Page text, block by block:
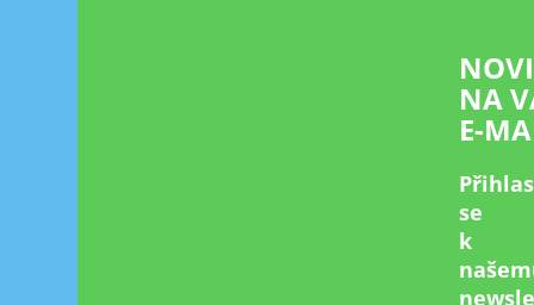
NA
E-
se
k